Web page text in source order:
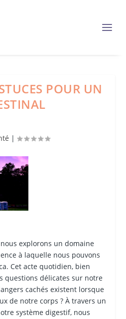
POUR UN
|
explorons un domaine
à laquelle nous pouvons
Cet acte quotidien, bien
questions délicates sur notre
cachés existent lorsque
de notre corps ? À travers un
système digestif, nous